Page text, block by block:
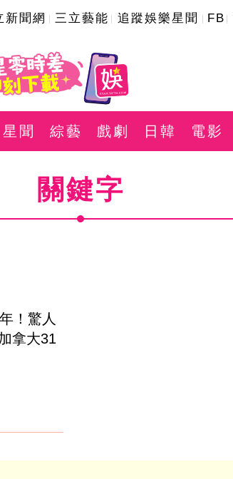
新聞網 三立藝能 追蹤娛樂星聞 FB
星聞 綜藝 戲劇 日韓 電影
關鍵字
！驚人
拿大31